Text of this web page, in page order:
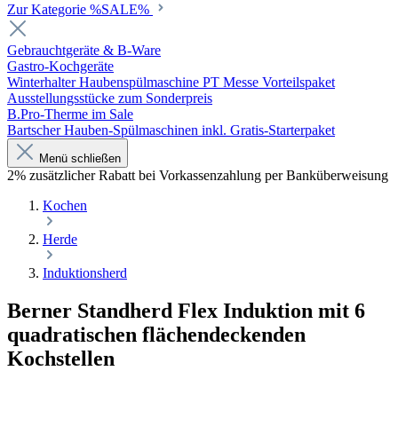
Zur Kategorie %SALE%
Gebrauchtgeräte & B-Ware
Gastro-Kochgeräte
Winterhalter Haubenspülmaschine PT Messe Vorteilspaket
Ausstellungsstücke zum Sonderpreis
B.Pro-Therme im Sale
Bartscher Hauben-Spülmaschinen inkl. Gratis-Starterpaket
Menü schließen
2% zusätzlicher Rabatt bei Vorkassenzahlung per Banküberweisung
Kochen
Herde
Induktionsherd
Berner Standherd Flex Induktion mit 6
quadratischen flächendeckenden
Kochstellen